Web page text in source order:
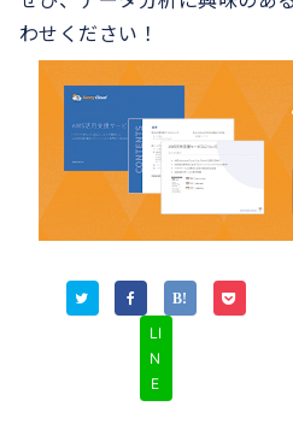
わせください！
LI
N
E